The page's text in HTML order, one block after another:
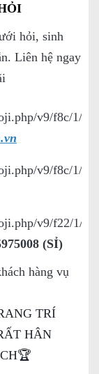
hỏi, sinh
Liên hệ ngay
(SỈ)
hàng vụ
TRÍ
HÂN